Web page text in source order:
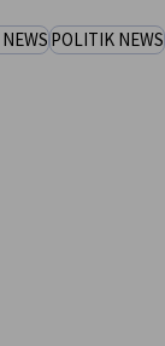
POLITIK NEWS